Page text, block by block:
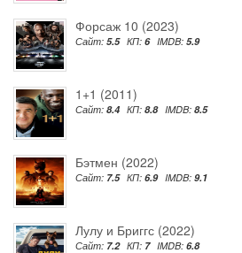
Форсаж 10 (2023)
Сайт: 5.5 КП: 6 IMDB: 5.9
1+1 (2011)
Сайт: 8.4 КП: 8.8 IMDB: 8.5
Бэтмен (2022)
Сайт: 7.5 КП: 6.9 IMDB: 9.1
Лулу и Бриггс (2022)
Сайт: 7.2 КП: 7 IMDB: 6.8